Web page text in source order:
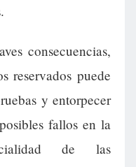
consecuencias,
reservados puede
y entorpecer
fallos en la
de las